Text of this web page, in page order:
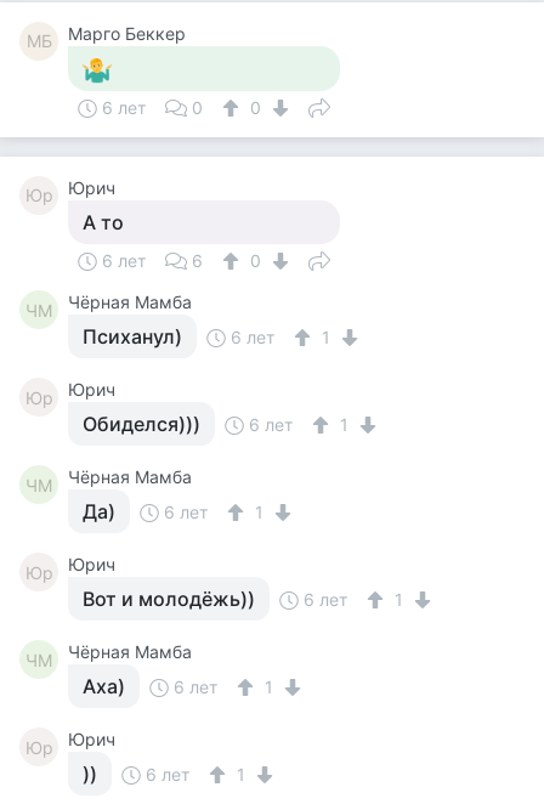
MБ Mарго Беккер
6 лет 0 0
Юр Юрич
А то
6 лет 6 0
ЧМ Чёрная Мамба
Психанул) 6 лет 1
Юр Юрич
Обиделся))) 6 лет 1
ЧМ Чёрная Мамба
Да) 6 лет 1
Юр Юрич
Вот и молодёжь)) 6 лет 1
ЧМ Чёрная Мамба
Аха) 6 лет 1
Юр Юрич
)) 6 лет 1